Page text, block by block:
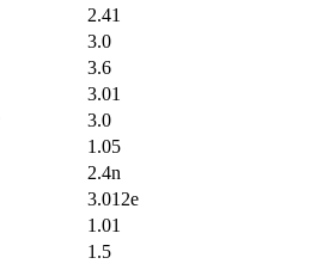
2.41
3.0
3.6
3.01
3.0
1.05
2.4n
3.012e
1.01
1.5